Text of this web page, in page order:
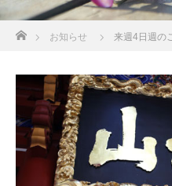
ホーム
お知らせ 来週4日週の